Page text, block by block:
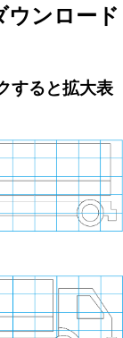
ウンロード
すると拡大表